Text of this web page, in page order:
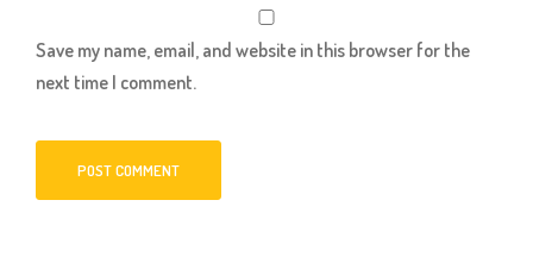
Save my name, email, and website in this browser for the
next time I comment.